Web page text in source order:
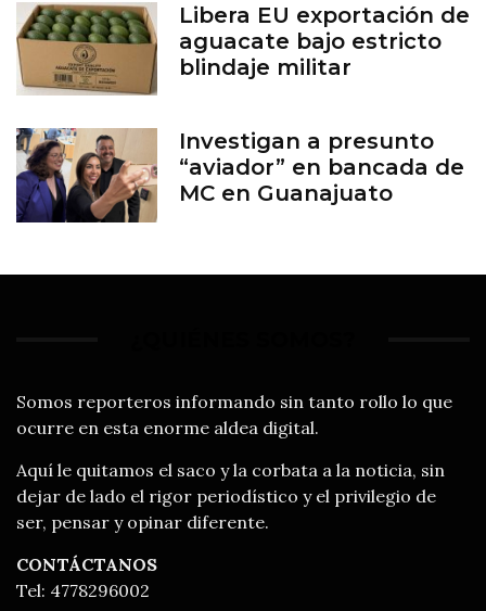
Libera EU exportación de
aguacate bajo estricto
blindaje militar
Investigan a presunto
“aviador” en bancada de
MC en Guanajuato
Somos reporteros informando sin tanto rollo lo que
ocurre en esta enorme aldea digital.
Aquí le quitamos el saco y la corbata a la noticia, sin
dejar de lado el rigor periodístico y el privilegio de
ser, pensar y opinar diferente.
CONTÁCTANOS
Tel: 4778296002